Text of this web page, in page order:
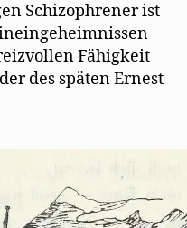
Schizophrener ist
Fähigkeit
des späten Ernest